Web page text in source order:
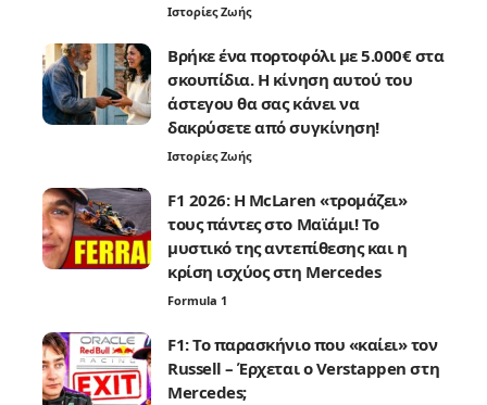
Ιστορίες Ζωής
Βρήκε ένα πορτοφόλι με 5.000€ στα
σκουπίδια. Η κίνηση αυτού του
άστεγου θα σας κάνει να
δακρύσετε από συγκίνηση!
Ιστορίες Ζωής
F1 2026: Η McLaren «τρομάζει»
τους πάντες στο Μαϊάμι! Το
μυστικό της αντεπίθεσης και η
κρίση ισχύος στη Mercedes
Formula 1
F1: Το παρασκήνιο που «καίει» τον
Russell – Έρχεται ο Verstappen στη
Mercedes;